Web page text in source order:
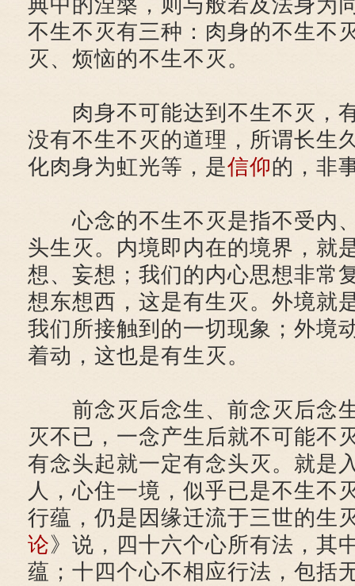
典中的涅槃，则与般若及法身为
不生不灭有三种：肉身的不生不
灭、烦恼的不生不灭。
肉身不可能达到不生不灭，
没有不生不灭的道理，所谓长生
化肉身为虹光等，是信仰的，非
心念的不生不灭是指不受内
头生灭。内境即内在的境界，就
想、妄想；我们的内心思想非常
想东想西，这是有生灭。外境就
我们所接触到的一切现象；外境
着动，这也是有生灭。
前念灭后念生、前念灭后念
灭不已，一念产生后就不可能不
有念头起就一定有念头灭。就是
人，心住一境，似乎已是不生不
行蕴，仍是因缘迁流于三世的生
论》说，四十六个心所有法，其
蕴；十四个心不相应行法，包括